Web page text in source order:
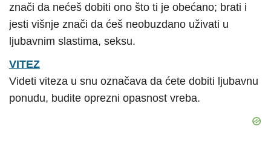
znači da nećeš dobiti ono što ti je obećano; brati i
jesti višnje znači da ćeš neobuzdano uživati u
ljubavnim slastima, seksu.
VITEZ
Videti viteza u snu označava da ćete dobiti ljubavnu
ponudu, budite oprezni opasnost vreba.